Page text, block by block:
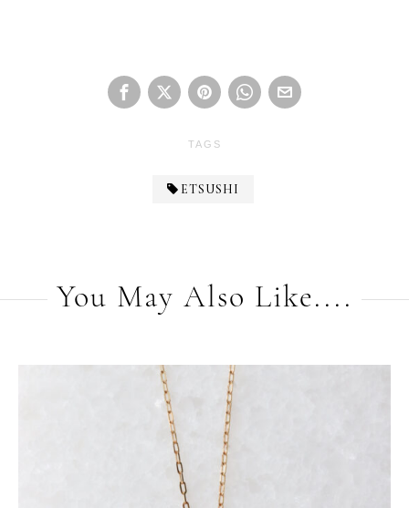
TAGS
ETSUSHI
You May Also Like....